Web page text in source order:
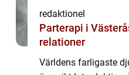
redaktionel
Parterapi i
relationer
Världens farligaste